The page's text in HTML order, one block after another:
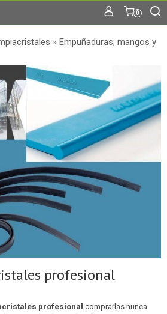
0
» Empuñaduras, mangos y
profesional
profesional comprarlas nunca